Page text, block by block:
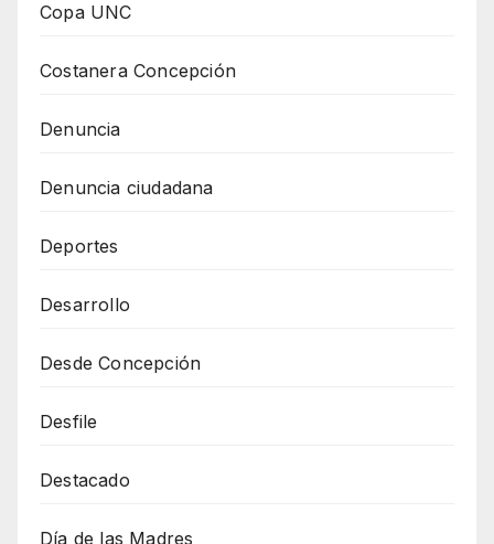
Copa UNC
Costanera Concepción
Denuncia
Denuncia ciudadana
Deportes
Desarrollo
Desde Concepción
Desfile
Destacado
Día de las Madres